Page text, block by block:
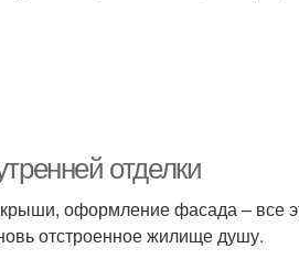
отделки
крыши, оформление фасада – все
отстроенное жилище душу.